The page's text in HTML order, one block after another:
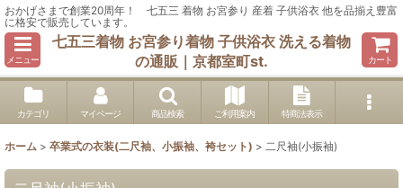
おかげさまで創業20周年！ 七五三 着物 お宮参り 産着 子供浴衣 他を品揃え豊富
に格安で販売しています。
メニュー
七五三着物 お宮参り着物 子供浴衣 洗える着物
の通販｜京都室町st.
カート
カテゴリ マイページ 商品検索 ご利用案内 特商法表示
ホーム > 卒業式の衣装(二尺袖、小振袖、袴セット) > 二尺袖(小振袖)